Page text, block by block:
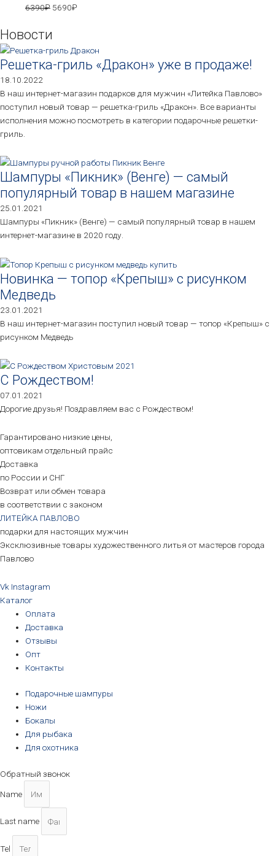
6390₽ 5690₽
Новости
Решетка-гриль «Дракон» уже в продаже!
18.10.2022
В наш интернет-магазин подарков для мужчин «Литейка Павлово»
поступил новый товар — решетка-гриль «Дракон». Все варианты
исполнения можно посмотреть в категории подарочные решетки-
гриль.
Шампуры «Пикник» (Венге) — самый
популярный товар в нашем магазине
25.01.2021
Шампуры «Пикник» (Венге) — самый популярный товар в нашем
интернет-магазине в 2020 году.
Новинка — топор «Крепыш» с рисунком
Медведь
23.01.2021
В наш интернет-магазин поступил новый товар — топор «Крепыш» с
рисунком Медведь
С Рождеством!
07.01.2021
Дорогие друзья! Поздравляем вас с Рождеством!
Гарантировано низкие цены,
оптовикам отдельный прайс
Доставка
по России и СНГ
Возврат или обмен товара
в соответствии с законом
ЛИТЕЙКА ПАВЛОВО
подарки для настоящих мужчин
Эксклюзивные товары художественного литья от мастеров города
Павлово
Vk Instagram
Каталог
Оплата
Доставка
Отзывы
Опт
Контакты
Подарочные шампуры
Ножи
Бокалы
Для рыбака
Для охотника
Обратный звонок
Name
Last name
Tel